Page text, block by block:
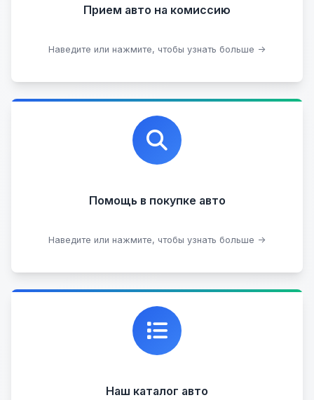
Прием авто на комиссию
Наведите или нажмите, чтобы узнать больше →
Прием битых авто
Оставить на комиссии
Помощь в покупке авто
Наведите или нажмите, чтобы узнать больше →
Профессиональная помощь в выборе автомобиля
на любых торговых площадках с проверкой
юридической чистоты.
Подобрать авто
Наш каталог авто
Каталог проверенных автомобилей в отличном
состоянии, где вы можете найти подробную
информацию о каждом авто.